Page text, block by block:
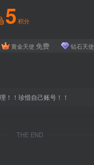
5 积分
黄金天使 免费 钻石天使
！！珍惜自己账号！！
THE END